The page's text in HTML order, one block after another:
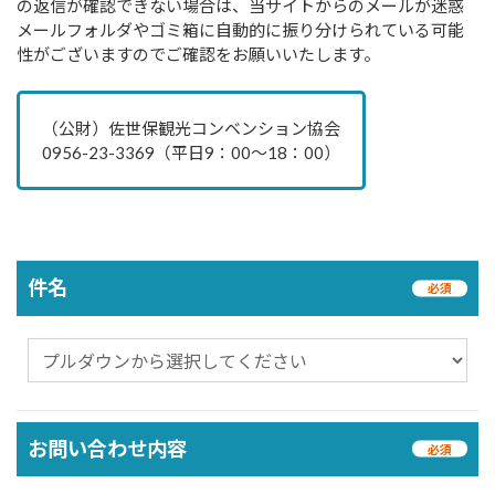
の返信が確認できない場合は、当サイトからのメールが迷惑
メールフォルダやゴミ箱に自動的に振り分けられている可能
性がございますのでご確認をお願いいたします。
（公財）佐世保観光コンベンション協会
0956-23-3369（平日9：00～18：00）
件名 必須
お問い合わせ内容 必須